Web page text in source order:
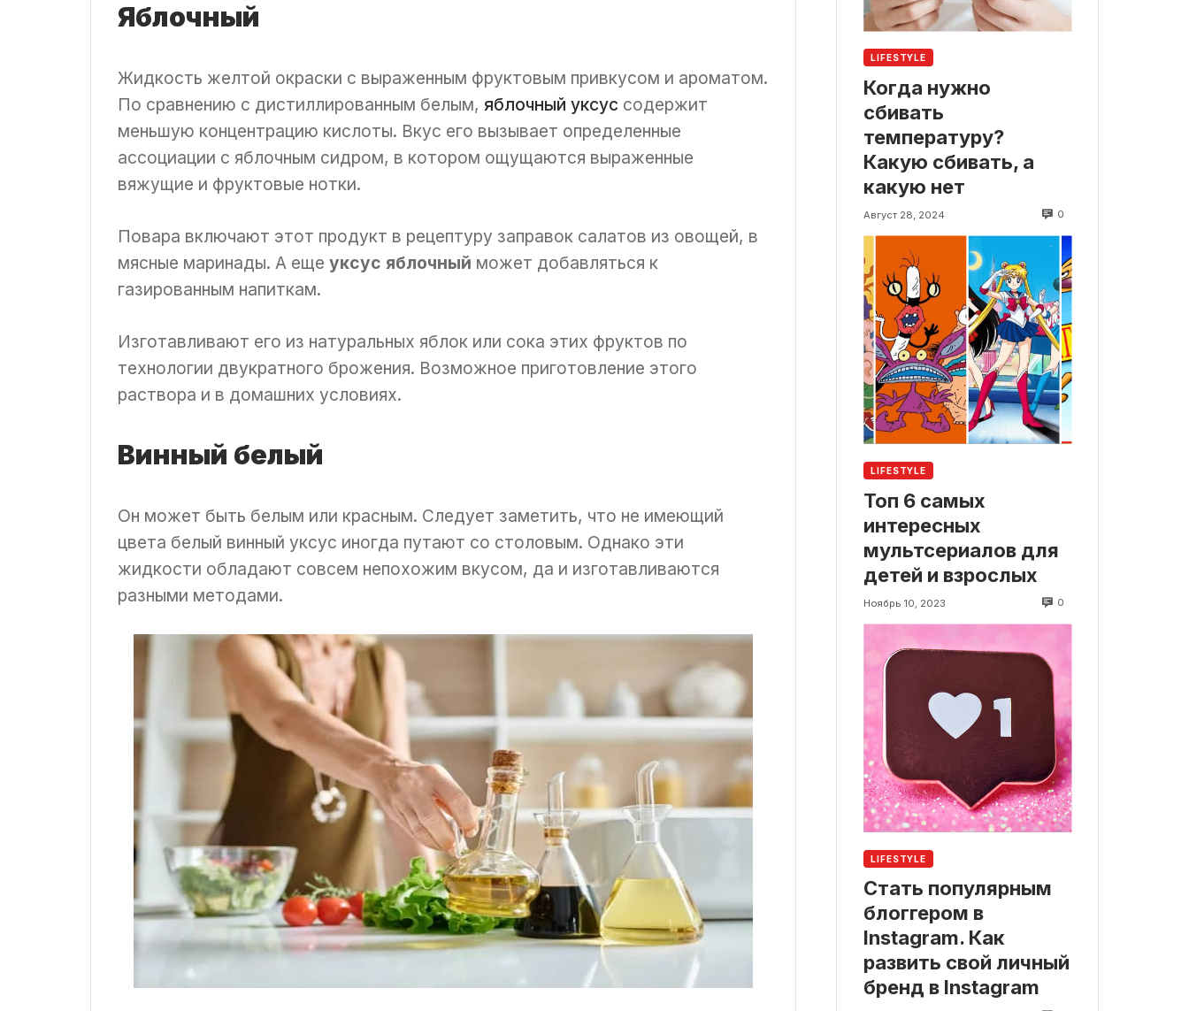
Яблочный
Жидкость желтой окраски с выраженным фруктовым привкусом и ароматом.
По сравнению с дистиллированным белым, яблочный уксус содержит
меньшую концентрацию кислоты. Вкус его вызывает определенные
ассоциации с яблочным сидром, в котором ощущаются выраженные
вяжущие и фруктовые нотки.
Повара включают этот продукт в рецептуру заправок салатов из овощей, в
мясные маринады. А еще уксус яблочный может добавляться к
газированным напиткам.
Изготавливают его из натуральных яблок или сока этих фруктов по
технологии двукратного брожения. Возможное приготовление этого
раствора и в домашних условиях.
Винный белый
Он может быть белым или красным. Следует заметить, что не имеющий
цвета белый винный уксус иногда путают со столовым. Однако эти
жидкости обладают совсем непохожим вкусом, да и изготавливаются
разными методами.
LIFESTYLE
Когда нужно
сбивать
температуру?
Какую сбивать, а
какую нет
Август 28, 2024 0
LIFESTYLE
Топ 6 самых
интересных
мультсериалов для
детей и взрослых
Ноябрь 10, 2023 0
LIFESTYLE
Стать популярным
блоггером в
Instagram. Как
развить свой личный
бренд в Instagram